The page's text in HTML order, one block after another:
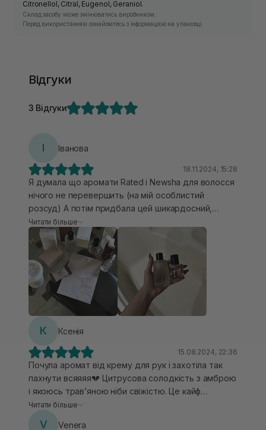
Citronellol, Citral, Eugenol, Geraniol.
Склад засобу може змінюватись виробником.
Перед використанням ознайомтесь з інформацією на упаковці.
Відгуки
3 Відгуки
І Іванова
18.11.2024, 15:28
Я думала що аромати Rated і Newsha для волосся
нічого не перевершить (на мій особлистий
розсуд) А потім придбала цей шикардосний,
шлейфовий аромат.. Рідко ділюсь відгуками, однак
тут засіб сам проситься на нього! В поєднанні з
олійкою просто бомбезно! Отримую компліментів
більше, ніж від парфуму для тіла (аромат
залишається нереально довго). Саме аромат
Amber люксовий..
Читати більше
К Ксенія
15.08.2024, 22:36
Почула аромат від крему для рук і захотіла так
пахнути всяяяя💔 Цитрусова солодкість з амброю
і якоюсь травʼяною ніби свіжістю. Це кайф
однозначно! Зараз навіть парфумів не
Читати більше
V Venera